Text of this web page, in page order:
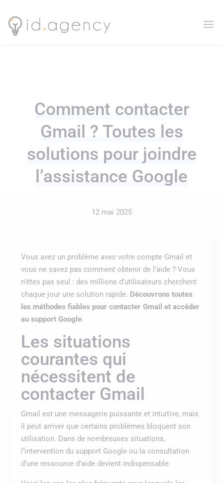
Comment contacter
Gmail ? Toutes les
solutions pour joindre
l’assistance Google
12 mai 2025
Vous avez un problème avec votre compte Gmail et
vous ne savez pas comment obtenir de l’aide ? Vous
n’êtes pas seul : des millions d’utilisateurs cherchent
chaque jour une solution rapide. Découvrons toutes
les méthodes fiables pour contacter Gmail et accéder
au support Google.
Les situations
courantes qui
nécessitent de
contacter Gmail
Gmail est une messagerie puissante et intuitive, mais
il peut arriver que certains problèmes bloquent son
utilisation. Dans de nombreuses situations,
l’intervention du support Google ou la consultation
d’une ressource d’aide devient indispensable.